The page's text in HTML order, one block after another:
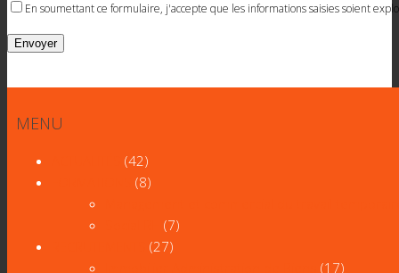
En soumettant ce formulaire, j'accepte que les informations saisies soient
MENU
(42)
(8)
(7)
(27)
(17)